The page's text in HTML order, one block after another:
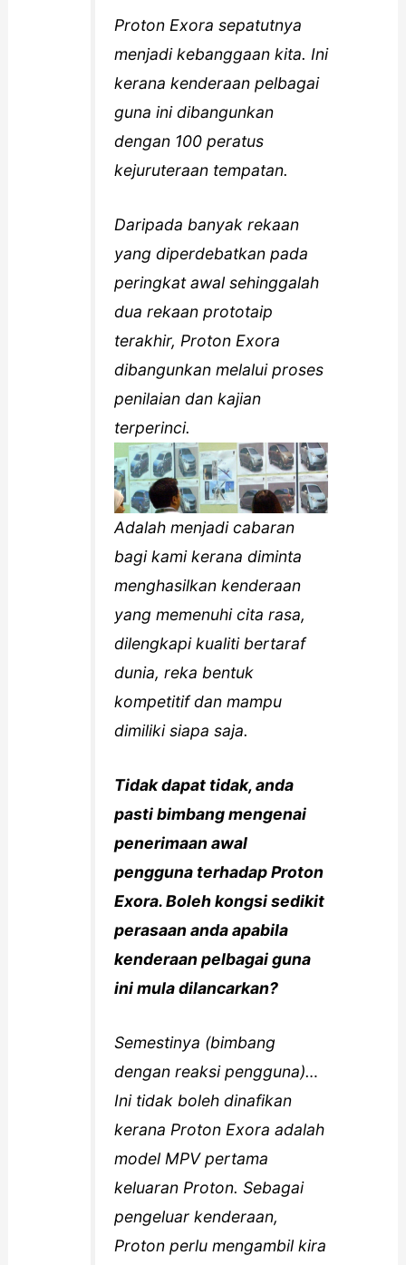
Proton Exora sepatutnya
menjadi kebanggaan kita. Ini
kerana kenderaan pelbagai
guna ini dibangunkan
dengan 100 peratus
kejuruteraan tempatan.
Daripada banyak rekaan
yang diperdebatkan pada
peringkat awal sehinggalah
dua rekaan prototaip
terakhir, Proton Exora
dibangunkan melalui proses
penilaian dan kajian
terperinci.
Adalah menjadi cabaran
bagi kami kerana diminta
menghasilkan kenderaan
yang memenuhi cita rasa,
dilengkapi kualiti bertaraf
dunia, reka bentuk
kompetitif dan mampu
dimiliki siapa saja.
Tidak dapat tidak, anda
pasti bimbang mengenai
penerimaan awal
pengguna terhadap Proton
Exora. Boleh kongsi sedikit
perasaan anda apabila
kenderaan pelbagai guna
ini mula dilancarkan?
Semestinya (bimbang
dengan reaksi pengguna)…
Ini tidak boleh dinafikan
kerana Proton Exora adalah
model MPV pertama
keluaran Proton. Sebagai
pengeluar kenderaan,
Proton perlu mengambil kira